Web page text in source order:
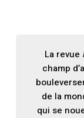
La revue
champ
de la
qui se